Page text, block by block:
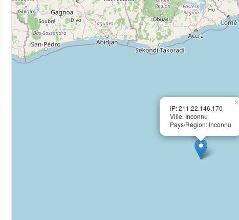
IP: 211.22.146.170
Ville: Inconnu
Pays/Région: Inconnu
×